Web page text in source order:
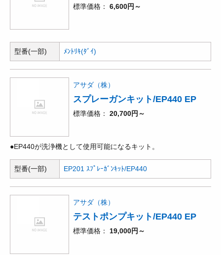
標準価格 6,600円～
型番(一部) ﾒﾝﾄﾘｷ(ﾀﾞｲ)
アサダ（株）
スプレーガンキット/EP440 EP
標準価格 20,700円～
●EP440が洗浄機として使用可能になるキット。
型番(一部) EP201 ｽﾌﾟﾚｰｶﾞﾝｷｯﾄ/EP440
アサダ（株）
テストポンプキット/EP440 EP
標準価格 19,000円～